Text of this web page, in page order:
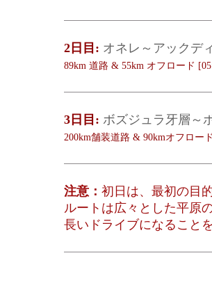
2日目: オネレ～アックデ
89km 道路 & 55km オフロード
3日目: ボズジュラ牙層～
200km舗装道路 & 90kmオフロー
注意： 初日は、最初の目
ルートは広々とした平原
長いドライブになること